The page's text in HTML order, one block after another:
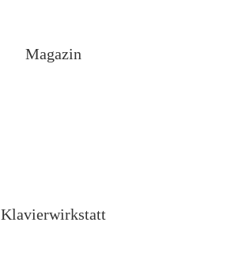
Magazin
Klavierwirkstatt